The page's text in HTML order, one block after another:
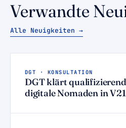
Verwandte
Alle Neuigkeiten →
DGT · KONSULTATION
DGT klärt
digitale Nomaden in